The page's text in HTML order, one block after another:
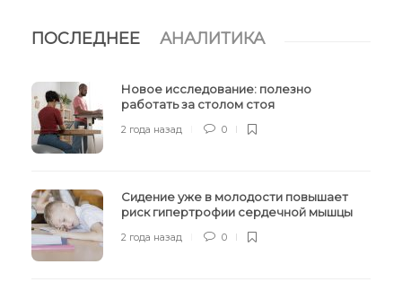
ПОСЛЕДНЕЕ АНАЛИТИКА
Новое исследование: полезно
работать за столом стоя
2 года назад 0
Сидение уже в молодости повышает
риск гипертрофии сердечной мышцы
2 года назад 0